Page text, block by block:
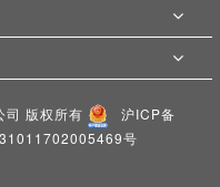
版权所有
沪ICP备
号